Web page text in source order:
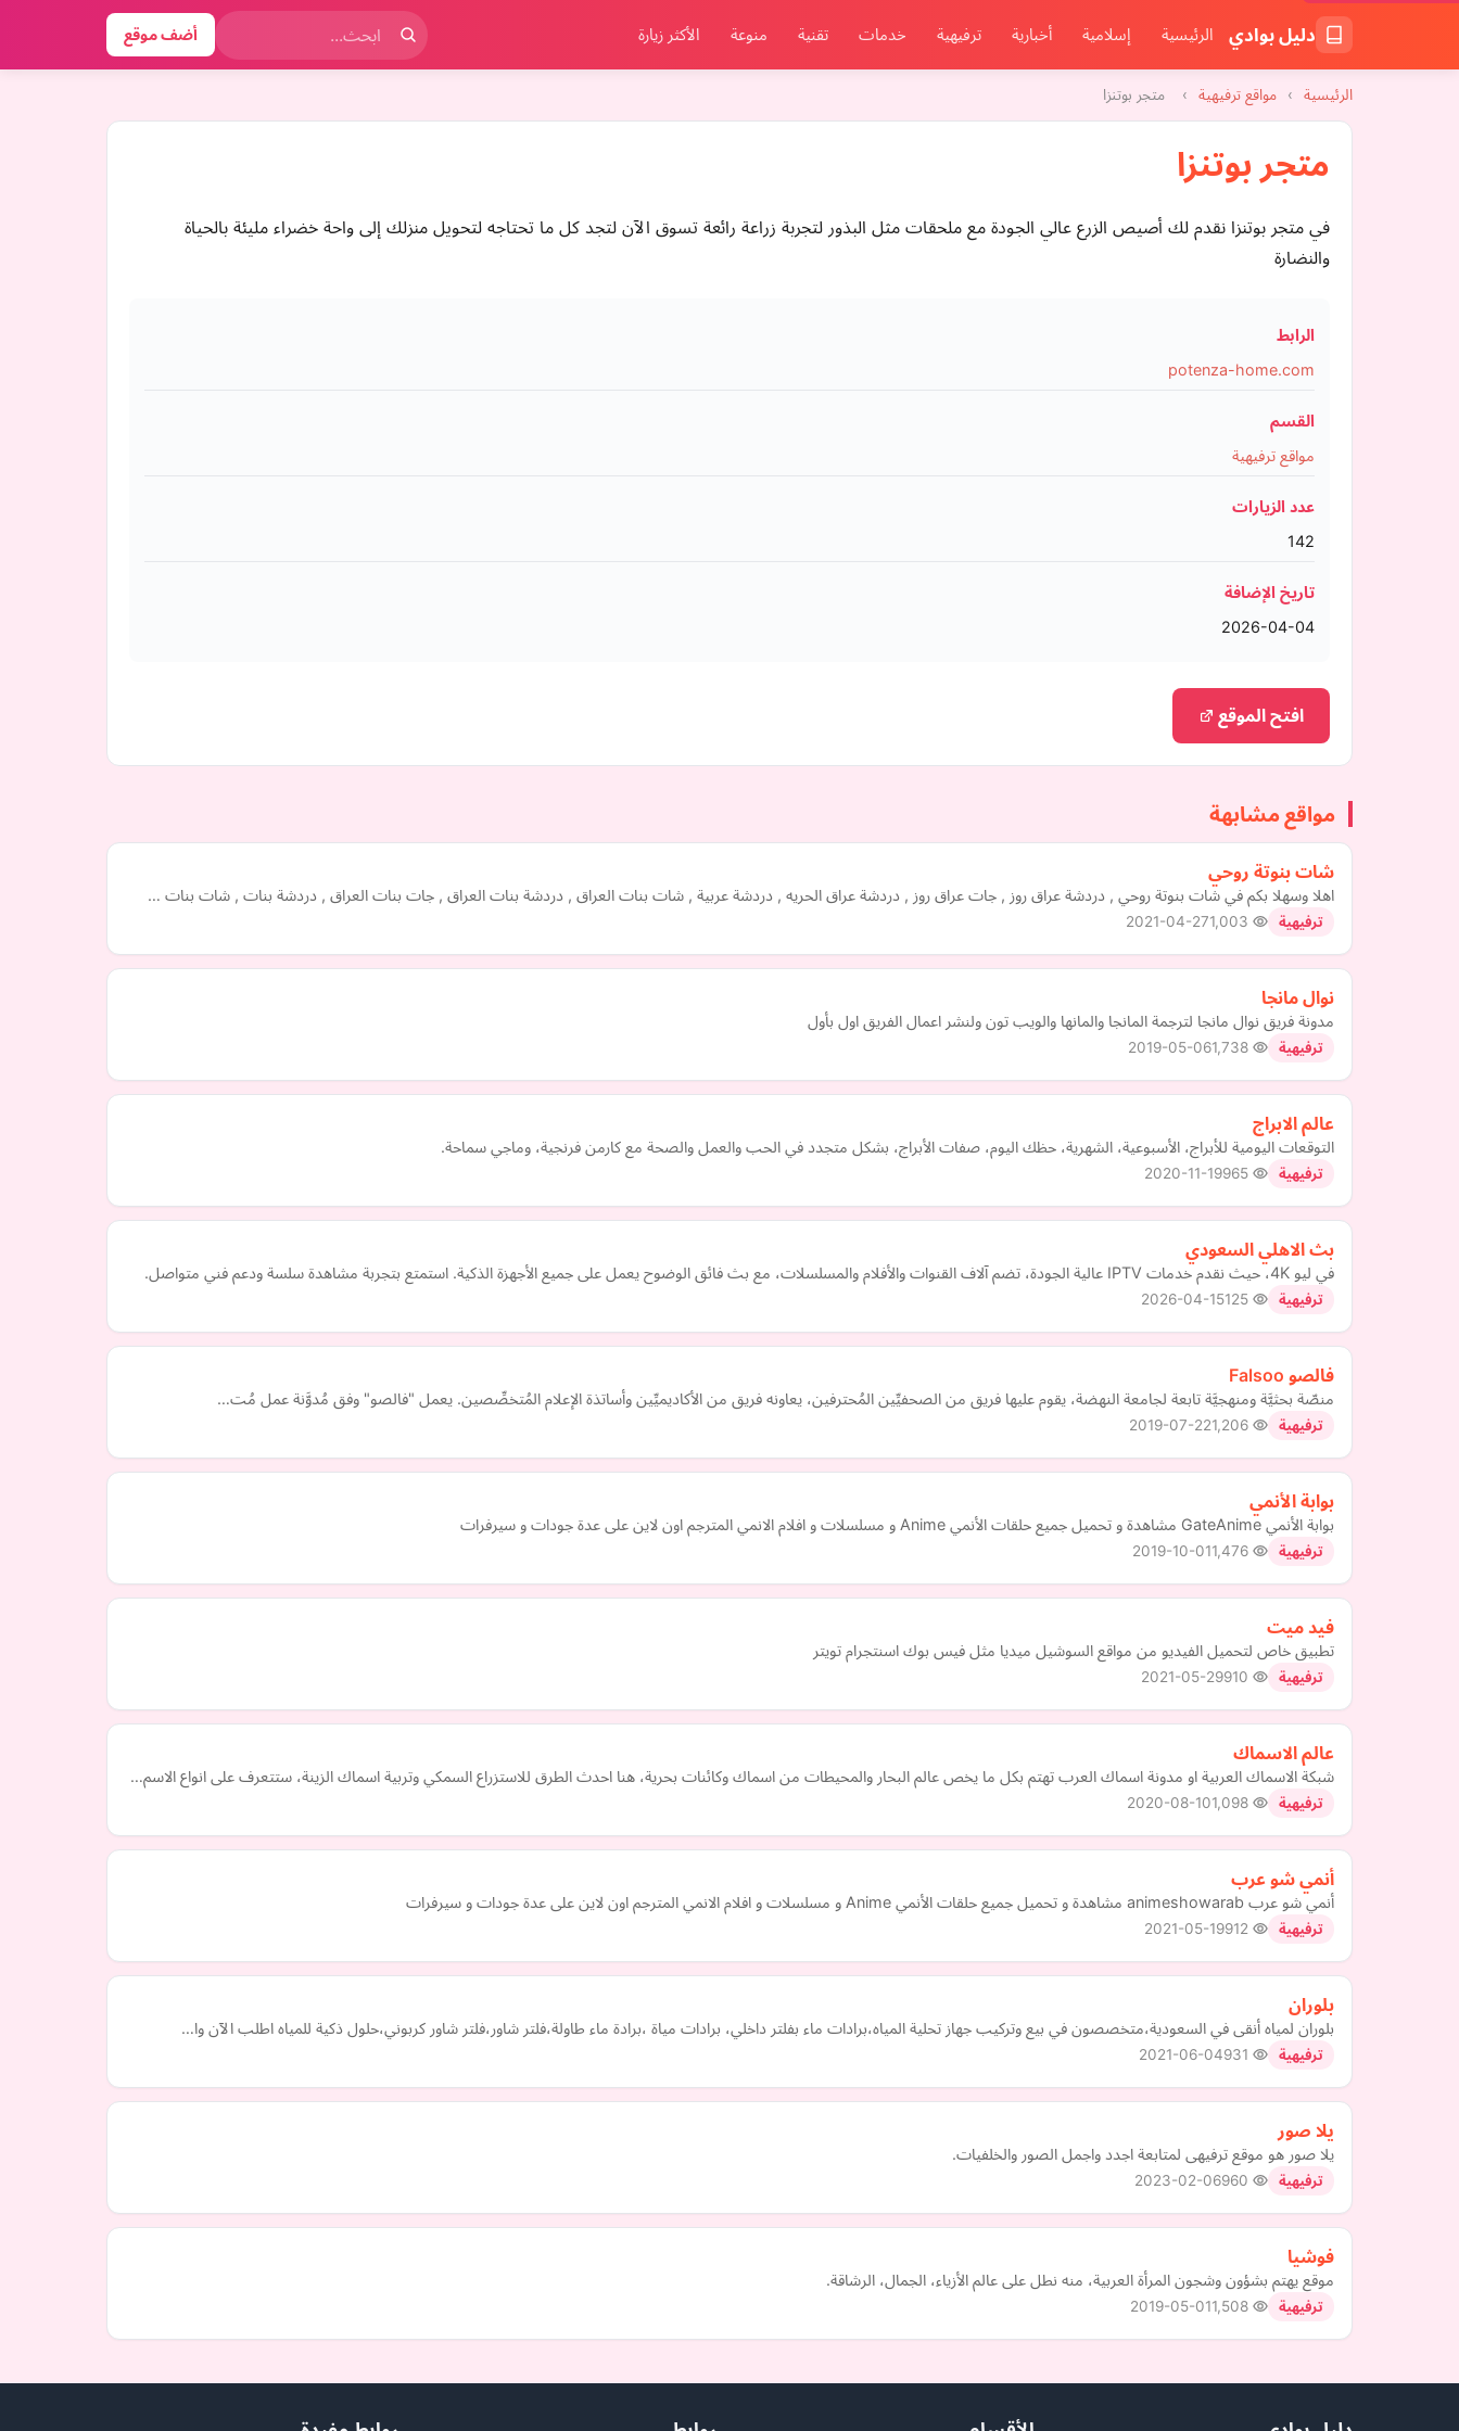
دليل بوادي الرئيسية إسلامية أخبارية ترفيهية خدمات تقنية منوعة الأكثر زيارة أضف موقع
الرئيسية › مواقع ترفيهية › متجر بوتنزا
متجر بوتنزا
في متجر بوتنزا نقدم لك أصيص الزرع عالي الجودة مع ملحقات مثل البذور لتجربة زراعة رائعة تسوق الآن لتجد كل ما تحتاجه لتحويل منزلك إلى واحة خضراء مليئة بالحياة
والنضارة
الرابط
potenza-home.com
القسم
مواقع ترفيهية
عدد الزيارات
142
تاريخ الإضافة
2026-04-04
افتح الموقع
مواقع مشابهة
شات بنوتة روحي
اهلا وسهلا بكم في شات بنوتة روحي , دردشة عراق روز , جات عراق روز , دردشة عراق الحريه , دردشة عربية , شات بنات العراق , دردشة بنات العراق , جات بنات العراق , دردشة بنات , شات بنات …
ترفيهية 2021-04-27
نوال مانجا
مدونة فريق نوال مانجا لترجمة المانجا والمانها والويب تون ولنشر اعمال الفريق اول بأول
ترفيهية 2019-05-06
عالم الابراج
التوقعات اليومية للأبراج، الأسبوعية، الشهرية، حظك اليوم، صفات الأبراج، بشكل متجدد في الحب والعمل والصحة مع كارمن فرنجية، وماجي سماحة.
ترفيهية 2020-11-19
بث الاهلي السعودي
في ليو 4K، حيث نقدم خدمات IPTV عالية الجودة، تضم آلاف القنوات والأفلام والمسلسلات، مع بث فائق الوضوح يعمل على جميع الأجهزة الذكية. استمتع بتجربة مشاهدة سلسة ودعم فني متواصل.
ترفيهية 2026-04-15
فالصو Falsoo
منصّة بحثيَّة ومنهجيَّة تابعة لجامعة النهضة، يقوم عليها فريق من الصحفيِّين المُحترفين، يعاونه فريق من الأكاديميِّين وأساتذة الإعلام المُتخصِّصين. يعمل "فالصو" وفق مُدوَّنة عمل مُت…
ترفيهية 2019-07-22
بوابة الأنمي
بوابة الأنمي GateAnime مشاهدة و تحميل جميع حلقات الأنمي Anime و مسلسلات و افلام الانمي المترجم اون لاين على عدة جودات و سيرفرات
ترفيهية 2019-10-01
فيد ميت
تطبيق خاص لتحميل الفيديو من مواقع السوشيل ميديا مثل فيس بوك اسنتجرام تويتر
ترفيهية 2021-05-29
عالم الاسماك
شبكة الاسماك العربية او مدونة اسماك العرب تهتم بكل ما يخص عالم البحار والمحيطات من اسماك وكائنات بحرية، هنا احدث الطرق للاستزراع السمكي وتربية اسماك الزينة، ستتعرف على انواع الاسم…
ترفيهية 2020-08-10
أنمي شو عرب
أنمي شو عرب animeshowarab مشاهدة و تحميل جميع حلقات الأنمي Anime و مسلسلات و افلام الانمي المترجم اون لاين على عدة جودات و سيرفرات
ترفيهية 2021-05-19
بلوران
بلوران لمياه أنقى في السعودية،متخصصون في بيع وتركيب جهاز تحلية المياه،برادات ماء بفلتر داخلي، برادات مياة ،برادة ماء طاولة،فلتر شاور،فلتر شاور كربوني،حلول ذكية للمياه اطلب الآن وا…
ترفيهية 2021-06-04
يلا صور
يلا صور هو موقع ترفيهى لمتابعة اجدد واجمل الصور والخلفيات.
ترفيهية 2023-02-06
فوشيا
موقع يهتم بشؤون وشجون المرأة العربية، منه نطل على عالم الأزياء، الجمال، الرشاقة.
ترفيهية 2019-05-01